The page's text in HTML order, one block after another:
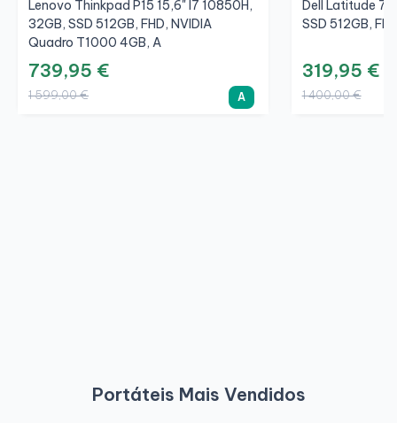
Lenovo Thinkpad P15 15,6" I7 10850H,
32GB, SSD 512GB, FHD, NVIDIA
Quadro T1000 4GB, A
739,95 €
1 599,00 € A
Dell Latitude
SSD 512GB,
319,95 €
1 400,00 €
Portáteis Mais Vendidos